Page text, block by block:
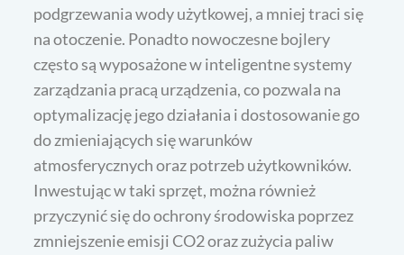
podgrzewania wody użytkowej, a mniej traci się
na otoczenie. Ponadto nowoczesne bojlery
często są wyposażone w inteligentne systemy
zarządzania pracą urządzenia, co pozwala na
optymalizację jego działania i dostosowanie go
do zmieniających się warunków
atmosferycznych oraz potrzeb użytkowników.
Inwestując w taki sprzęt, można również
przyczynić się do ochrony środowiska poprzez
zmniejszenie emisji CO2 oraz zużycia paliw